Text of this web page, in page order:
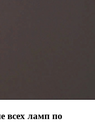
всех ламп по